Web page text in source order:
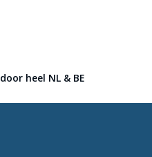
door heel NL & BE